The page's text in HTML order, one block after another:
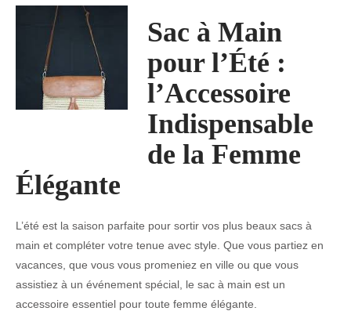
Sac à Main
pour l’Été :
l’Accessoire
Indispensable
de la Femme
Élégante
L’été est la saison parfaite pour sortir vos plus beaux sacs à
main et compléter votre tenue avec style. Que vous partiez en
vacances, que vous vous promeniez en ville ou que vous
assistiez à un événement spécial, le sac à main est un
accessoire essentiel pour toute femme élégante.